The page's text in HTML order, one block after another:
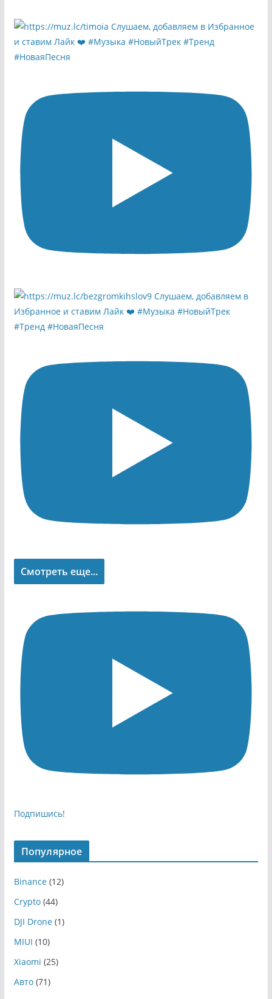
Смотреть еще...
Подпишись!
Популярное
Binance(12)
Crypto(44)
DJI Drone(1)
MIUI (10)
Xiaomi (25)
Авто(71)